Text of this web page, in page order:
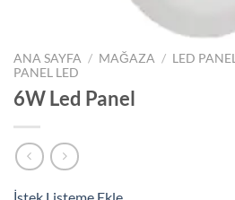
ANA SAYFA / MAĞAZA / LED PANEL
PANEL LED
6W Led Panel